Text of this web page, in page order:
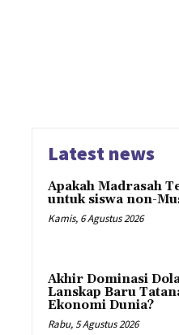
Latest news
Apakah Madrasah
untuk siswa non-
Kamis, 6 Agustus 2026
Akhir Dominasi
Lanskap Baru
Ekonomi Dunia?
Rabu, 5 Agustus 2026